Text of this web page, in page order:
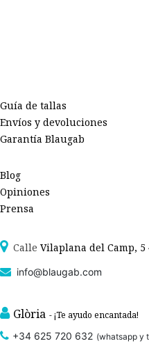
Guía de tallas
Envíos y devoluciones
Garantía Blaugab
Blog
Opiniones
Prensa
Calle Vilaplana del Camp, 5
info@blaugab.com
Glòria - ¡Te ayudo encantada!
+34 625 720 632 (whatsapp y